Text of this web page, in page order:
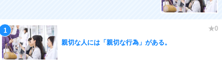
親切な人には「親切な行為」がある。